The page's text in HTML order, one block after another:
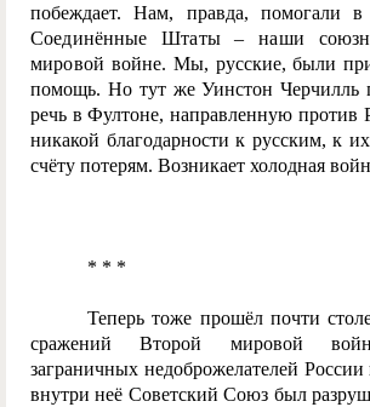
побеждает. Нам, правда, помогали в
Соединённые Штаты – наши
мировой войне. Мы, русские, были
помощь. Но тут же Уинстон Черчилль
речь в Фултоне, направленную против
никакой благодарности к русским, к
счёту потерям. Возникает холодная
* * *
Теперь тоже прошёл почти
сражений Второй мировой
заграничных недоброжелателей
внутри неё Советский Союз был